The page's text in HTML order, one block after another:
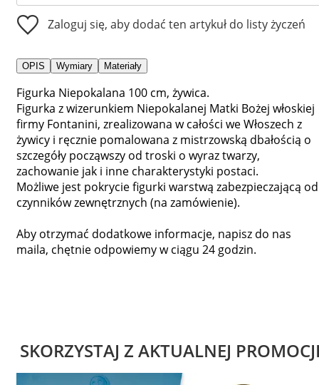
Zaloguj się, aby dodać ten artykuł do listy życzeń
OPIS Wymiary Materiały
Figurka Niepokalana 100 cm, żywica.
Figurka z wizerunkiem Niepokalanej Matki Bożej włoskiej
firmy Fontanini, zrealizowana w całości we Włoszech z
żywicy i ręcznie pomalowana z mistrzowską dbałością o
szczegóły począwszy od troski o wyraz twarzy,
zachowanie jak i inne charakterystyki postaci.
Możliwe jest pokrycie figurki warstwą zabezpieczającą od
czynników zewnętrznych (na zamówienie).
Aby otrzymać dodatkowe informacje, napisz do nas
maila, chętnie odpowiemy w ciągu 24 godzin.
SKORZYSTAJ Z AKTUALNEJ